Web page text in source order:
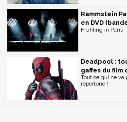
Rammstein
en DVD
Frühling in Paris
Deadpool :
gaffes du film
Tout ce qui ne va
répertorié !